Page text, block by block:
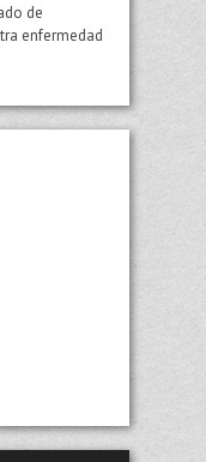
de
enfermedad